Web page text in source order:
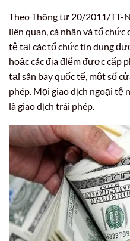
Theo Thông tư 20/2011/TT-
liên quan, cá nhân và tổ
tệ tại các tổ chức tín dụng
hoặc các địa điểm được cấp
tại sân bay quốc tế, một số
phép. Mọi giao dịch ngoại tệ
là giao dịch trái phép.